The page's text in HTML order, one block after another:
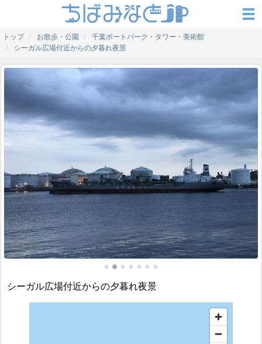
トップ お散歩・公園
千葉ポートパーク・タワー・美術館
シーガル広場付近からの夕暮れ夜景
シーガル広場付近からの夕暮れ夜景